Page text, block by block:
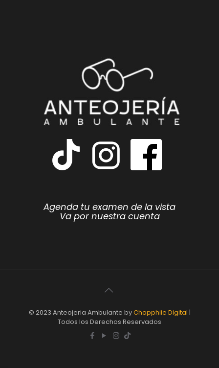
Agenda tu examen de la vista
Va por nuestra cuenta
© 2023 Anteojeria Ambulante byChapphiie Digital |
Todos los Derechos Reservados